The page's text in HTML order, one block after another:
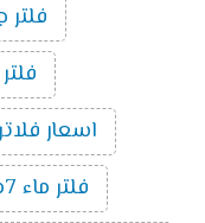
فلتر
فلتر
اسعار فلاتر المياه 7
فلتر ماء 7مراحل